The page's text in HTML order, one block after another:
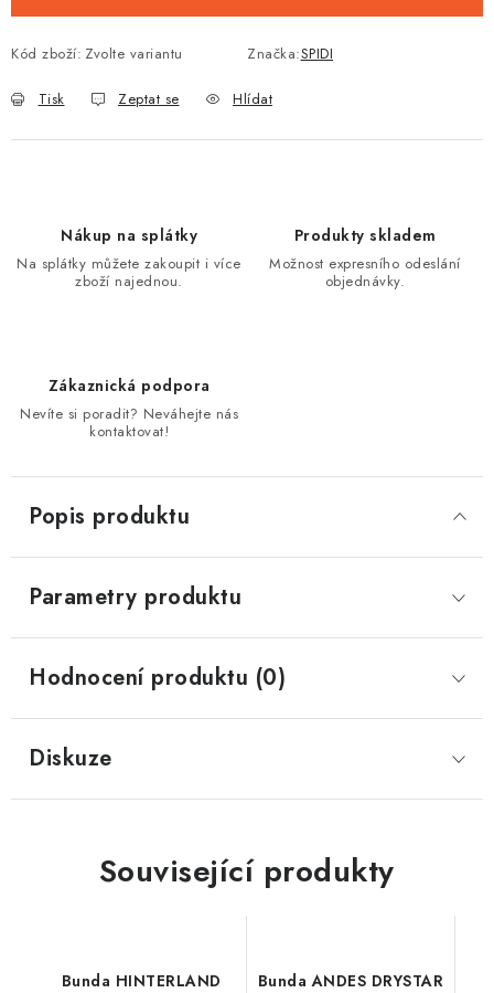
Kód zboží: Zvolte variantu Značka:SPIDI
Tisk Zeptat se Hlídat
Nákup na splátky
Na splátky můžete zakoupit i více
zboží najednou.
Produkty skladem
Možnost expresního odeslání
objednávky.
Zákaznická podpora
Nevíte si poradit? Neváhejte nás
kontaktovat!
Popis produktu
Parametry produktu
Hodnocení produktu (0)
Diskuze
Související produkty
Bunda HINTERLAND
Bunda ANDES DRYSTAR